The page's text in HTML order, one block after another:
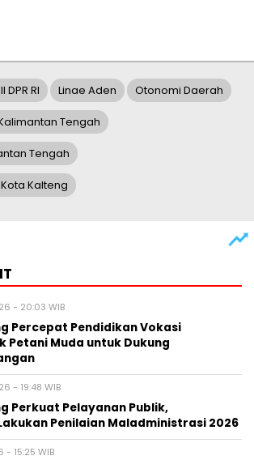
DPR RI Linae Aden Otonomi Daerah
Tengah
Tengah
Kalteng
- 20:03 WIB
Percepat Pendidikan Vokasi
Petani Muda untuk Dukung
- 19:48 WIB
Perkuat Pelayanan Publik,
Penilaian Maladministrasi 2026
- 15:25 WIB